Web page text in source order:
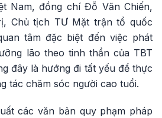
Nam, đồng chí Đỗ Văn Chiến,
Chủ tịch TƯ Mặt trận tổ quốc
tâm đặc biệt đến việc phát
lão theo tinh thần của TBT
đây là hướng đi tất yếu để thực
tác chăm sóc người cao tuổi.
các văn bản quy phạm pháp